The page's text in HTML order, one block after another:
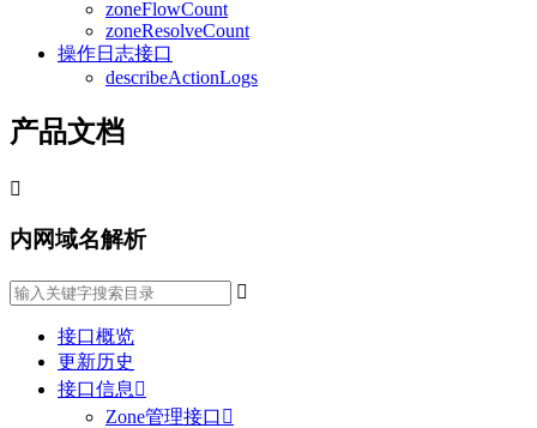
zoneFlowCount
zoneResolveCount
操作日志接口
describeActionLogs
产品文档

内网域名解析

接口概览
更新历史
接口信息 
Zone管理接口 